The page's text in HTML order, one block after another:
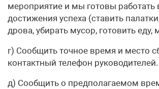
мероприятие и мы готовы работать
достижения успеха (ставить
дрова, убирать мусор, готовить еду,
г) Сообщить точное время и место
контактный телефон руководителей.
д) Сообщить о предполагаемом